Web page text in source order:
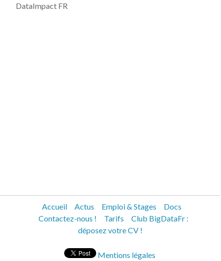
DataImpact FR
Accueil Actus Emploi & Stages
Docs
Contactez-nous !
Tarifs
Club BigDataFr :
déposez votre CV !
Mentions légales